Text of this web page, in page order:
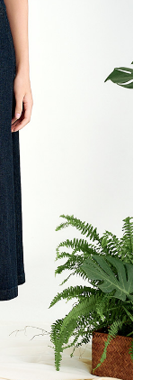
関連する法律の権利を
な購入注文書とあわせ
の個人情報の収集、処
合は、当サービスを選